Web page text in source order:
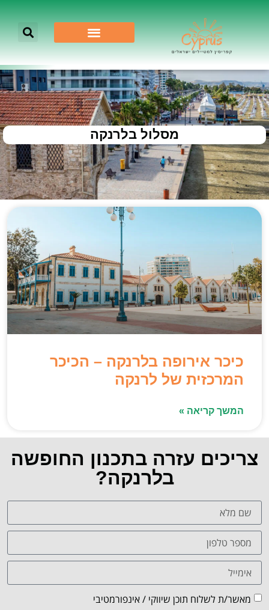
מסלול בלרנקה
כיכר אירופה בלרנקה – הכיכר
המרכזית של לרנקה
המשך קריאה »
צריכים עזרה בתכנון החופשה
בלרנקה?
מאשר/ת לשלוח תוכן שיווקי / אינפורמטיבי